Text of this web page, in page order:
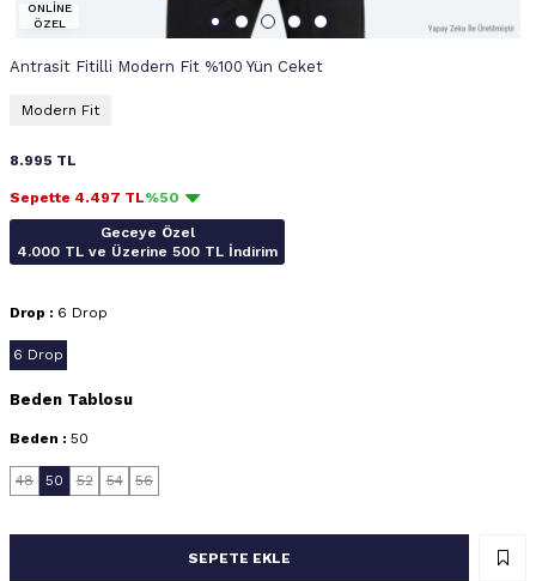
ONLİNE
ÖZEL
Antrasit Fitilli Modern Fit %100 Yün Ceket
Modern Fit
8.995 TL
Sepette 4.497 TL%50
Geceye Özel
4.000 TL ve Üzerine 500 TL İndirim
Drop : 6 Drop
6 Drop
Beden Tablosu
Beden : 50
48 50 52 54 56
SEPETE EKLE